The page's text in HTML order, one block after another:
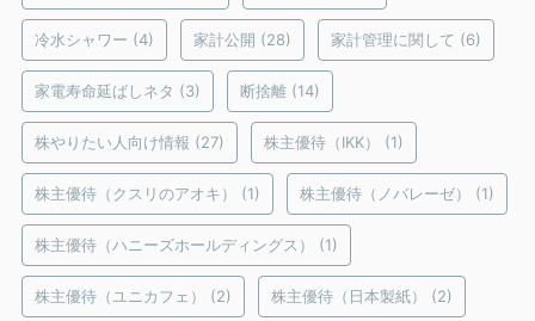
冷水シャワー (4) 家計公開 (28) 家計管理に関して (6)
家電寿命延ばしネタ (3) 断捨離 (14)
株やりたい人向け情報 (27) 株主優待（IKK） (1)
株主優待（クスリのアオキ） (1) 株主優待（ノバレーゼ） (1)
株主優待（ハニーズホールディングス） (1)
株主優待（ユニカフェ） (2) 株主優待（日本製紙） (2)